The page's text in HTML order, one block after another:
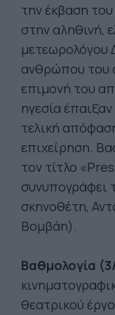
την έκβαση
στην αληθινή,
μετεωρολόγου
ανθρώπου του
επιμονή του
ηγεσία
τελική
επιχείρηση.
τον τίτλο
συνυπογράφει
σκηνοθέτη,
Βομβάη).
Βαθμολογία
θεατρικού